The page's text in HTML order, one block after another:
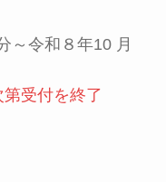
～令和８年10 月
受付を終了